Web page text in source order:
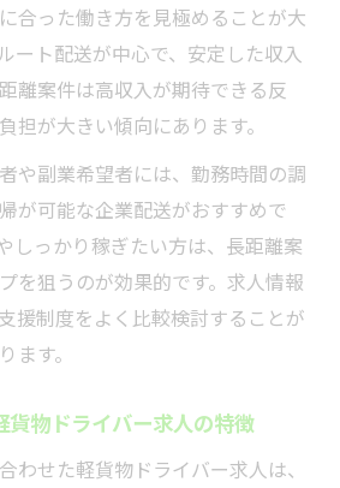
合った働き方を見極めることが大
ート配送が中心で、安定した収入
離案件は高収入が期待できる反
担が大きい傾向にあります。
や副業希望者には、勤務時間の調
が可能な企業配送がおすすめで
しっかり稼ぎたい方は、長距離案
を狙うのが効果的です。求人情報
援制度をよく比較検討することが
ます。
貨物ドライバー求人の特徴
わせた軽貨物ドライバー求人は、